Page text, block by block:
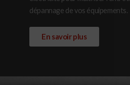
dépannage de vos équipements.
En savoir plus